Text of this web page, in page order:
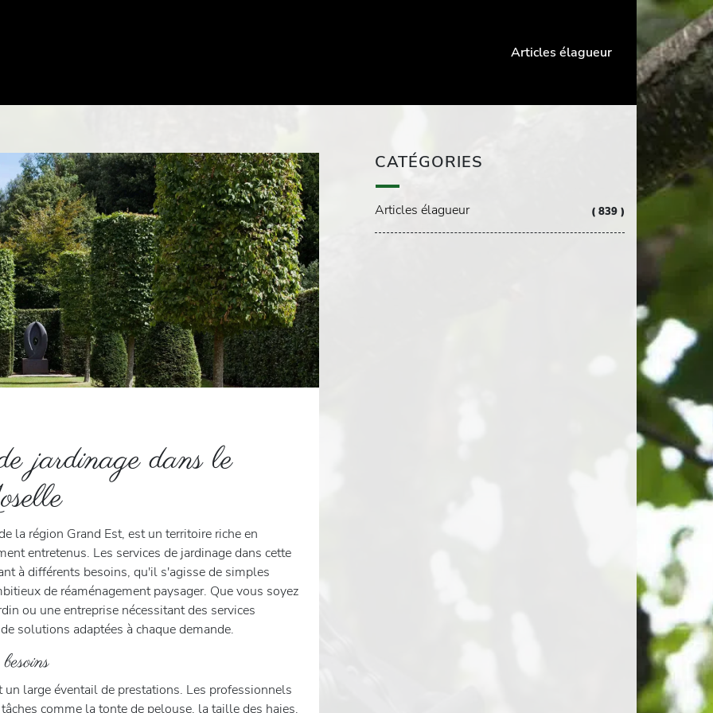
Articles élagueur
jardinage dans le
la région Grand Est, est un territoire riche en
entretenus. Les services de jardinage dans cette
à différents besoins, qu'il s'agisse de simples
de réaménagement paysager. Que vous soyez
ou une entreprise nécessitant des services
solutions adaptées à chaque demande.
large éventail de prestations. Les professionnels
comme la tonte de pelouse, la taille des haies,
CATÉGORIES
Articles élagueur ( 839 )